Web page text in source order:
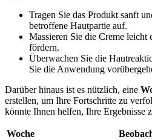
Tragen Sie das Produkt sanft⁣
betroffene ‌Hautpartie ⁢auf.
Massieren Sie die Creme⁢
fördern.
Überwachen Sie⁣ die
Sie die Anwendung‌
Darüber‍ hinaus ist es ⁣nützlich, ​eine
erstellen, um Ihre Fortschritte zu⁤
könnte Ihnen helfen, Ihre Ergebnisse
Woche